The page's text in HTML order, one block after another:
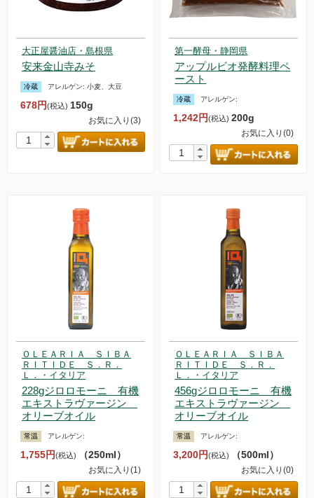
大正屋醤油店・島根県
安来金山寺みそ
冷蔵 アレルゲン: 小麦、大豆
678円(税込) 150g
お気に入り(3)
第一酵母・静岡県
アップルビオ発酵料理ペ
ースト
冷蔵 アレルゲン:
1,242円(税込)200g
お気に入り(0)
ＯＬＥＡＲＩＡ ＳＩＢＡ
ＲＩＴＩＤＥ Ｓ．Ｒ．
Ｌ．・イタリア
228gジロロモーニ 有機
エキストラヴァージン
オリーブオイル
常温 アレルゲン:
1,755円(税込) （250ml）
お気に入り(1)
ＯＬＥＡＲＩＡ ＳＩＢＡ
ＲＩＴＩＤＥ Ｓ．Ｒ．
Ｌ．・イタリア
456gジロロモーニ 有機
エキストラヴァージン
オリーブオイル
常温 アレルゲン:
3,200円(税込) （500ml）
お気に入り(0)